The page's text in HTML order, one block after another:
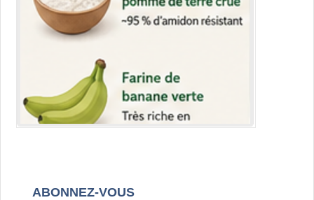
ABONNEZ-VOUS